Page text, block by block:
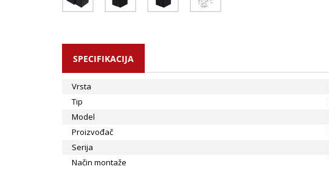
SPECIFIKACIJA
Vrsta
Tip
Model
Proizvođač
Serija
Način montaže